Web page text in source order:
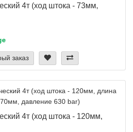
4т (ход штока - 73мм,
заказ
4т (ход штока - 120мм,